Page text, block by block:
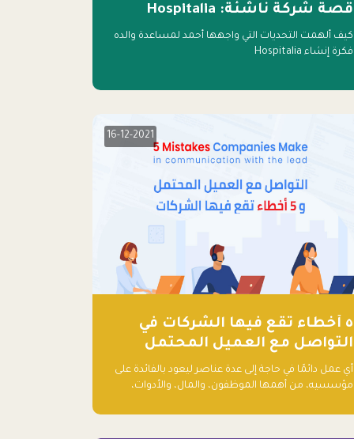
قصة شركة ناشئة: Hospitalia
كيف ألهمت التحديات التي واجهها أحمد لمساعدة والده
فكرة إنشاء Hospitalia
16-12-2021
٥ أخطاء تقع فيها الشركات في
التواصل مع العميل المحتمل
أي عمل دائمًا في حاجة إلى عدة عناصر ليعود بالفائدة على
مؤسسيه، من أهمها الموظفون، والمال، والأدوات،
الأهم، وهو العميل الذي يقوم على أساسه ذلك العمل.